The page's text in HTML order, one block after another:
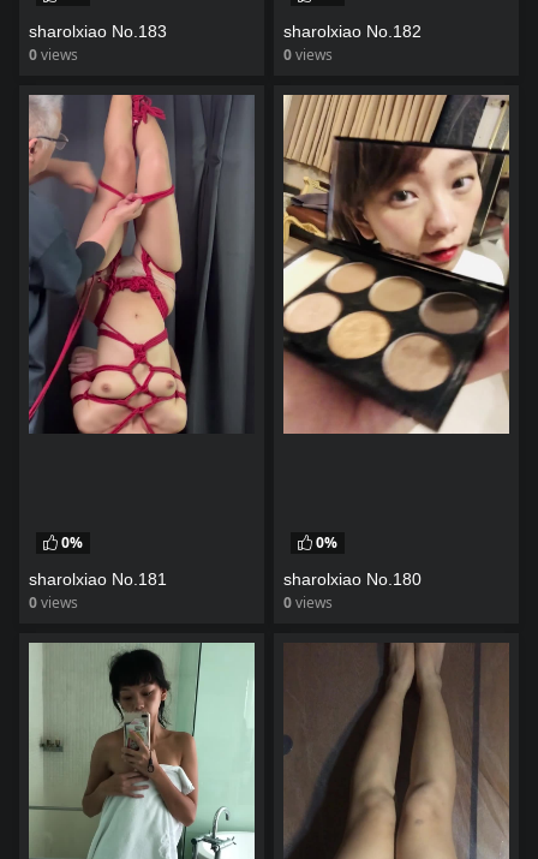
sharolxiao No.183
0views
sharolxiao No.182
0views
0%
sharolxiao No.181
0views
0%
sharolxiao No.180
0views